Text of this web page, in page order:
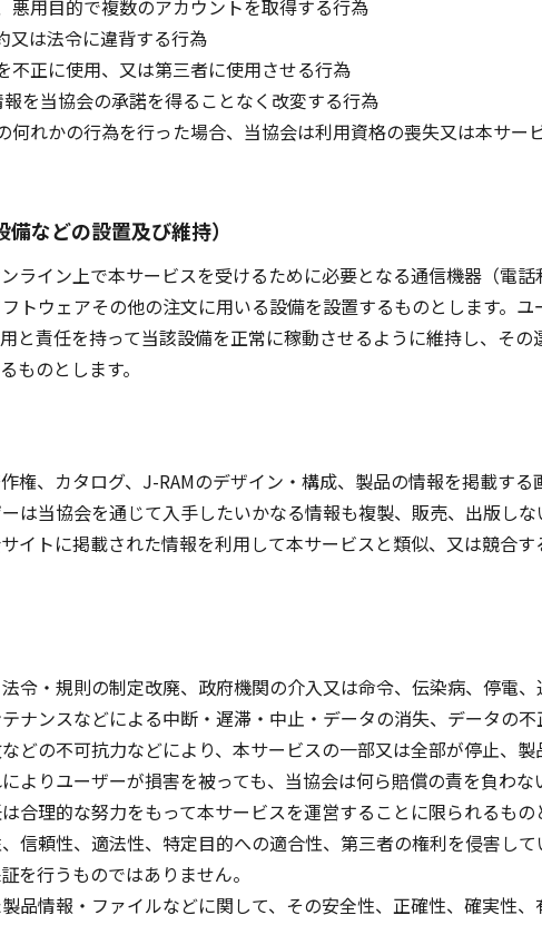
悪用目的で複数のアカウントを取得する行為
又は法令に違背する行為
不正に使用、又は第三者に使用させる行為
報を当協会の承諾を得ることなく改変する行為
れかの行為を行った場合、当協会は利用資格の喪失又は本サー
などの設置及び維持）
ライン上で本サービスを受けるために必要となる通信機器（電話
トウェアその他の注文に用いる設備を設置するものとします。
と責任を持って当該設備を正常に稼動させるように維持し、その
ものとします。
権、カタログ、J-RAMのデザイン・構成、製品の情報を掲載する
は当協会を通じて入手したいかなる情報も複製、販売、出版しな
イトに掲載された情報を利用して本サービスと類似、又は競合
令・規則の制定改廃、政府機関の介入又は命令、伝染病、停電
ナンスなどによる中断・遅滞・中止・データの消失、データの
どの不可抗力などにより、本サービスの一部又は全部が停止、
よりユーザーが損害を被っても、当協会は何ら賠償の責を負わな
合理的な努力をもって本サービスを運営することに限られるも
信頼性、適法性、特定目的への適合性、第三者の権利を侵害し
を行うものではありません。
情報・ファイルなどに関して、その安全性、正確性、確実性、